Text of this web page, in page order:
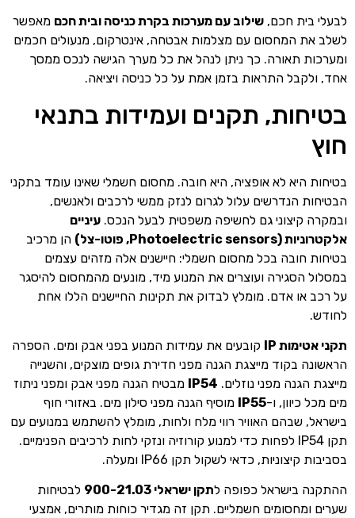
לבעלי בית חכם, שילוב עם מערכות בקרת כניסה ובית חכם מאפשר
לשלב את המחסום עם מצלמות אבטחה, אינטרקום, מנעולים חכמים
ומערכות תאורה. כך ניתן לנהל את כל מערך הגישה לנכס ממסך
אחד, ולקבל התראות בזמן אמת על כל כניסה ויציאה.
בטיחות, תקנים ועמידות בתנאי
חוץ
בטיחות היא לא אופציה, היא חובה. מחסום חשמלי שאינו עומד בתקני
הבטיחות הנדרשים עלול לגרום לנזק ממשי לרכבים ולאנשים,
ובמקרה קיצוני גם לחשיפה משפטית לבעל הנכס. עיניים
אלקטרוניות (Photoelectric sensors, פוטו-צל)
הן מרכיב
בטיחות חובה בכל מחסום חשמלי: חיישנים אלה מזהים עצמים
במסלול הסגירה ועוצרים את המנוע מיד, מונעים מהמחסום להיסגר
על רכב או אדם. מומלץ לבדוק את תקינות החיישנים הללו אחת
לחודש.
תקני אטימות IP
קובעים את עמידות המנוע בפני אבק ומים. הספרה
הראשונה בקוד מייצגת הגנה מפני חדירת גופים מוצקים, והשנייה
מייצגת הגנה מפני נוזלים. IP54 מבטיח הגנה מפני אבק ומפני ניתוז
מים מכל כיוון, ו-IP55 מוסיף הגנה מפני סילון מים. באזורי חוף
בישראל, שבהם האוויר רווי מלח ולחות, מומלץ להשתמש במנועים עם
תקן IP54 לפחות כדי למנוע קורוזיה ונזקי לחות לרכיבים הפנימיים.
בסביבות קיצוניות, כדאי לשקול תקן IP66 ומעלה.
ההתקנה בישראל כפופה לתקן ישראלי 900-21.03
לבטיחות
שערים ומחסומים חשמליים. תקן זה מגדיר כוחות מותרים, אמצעי